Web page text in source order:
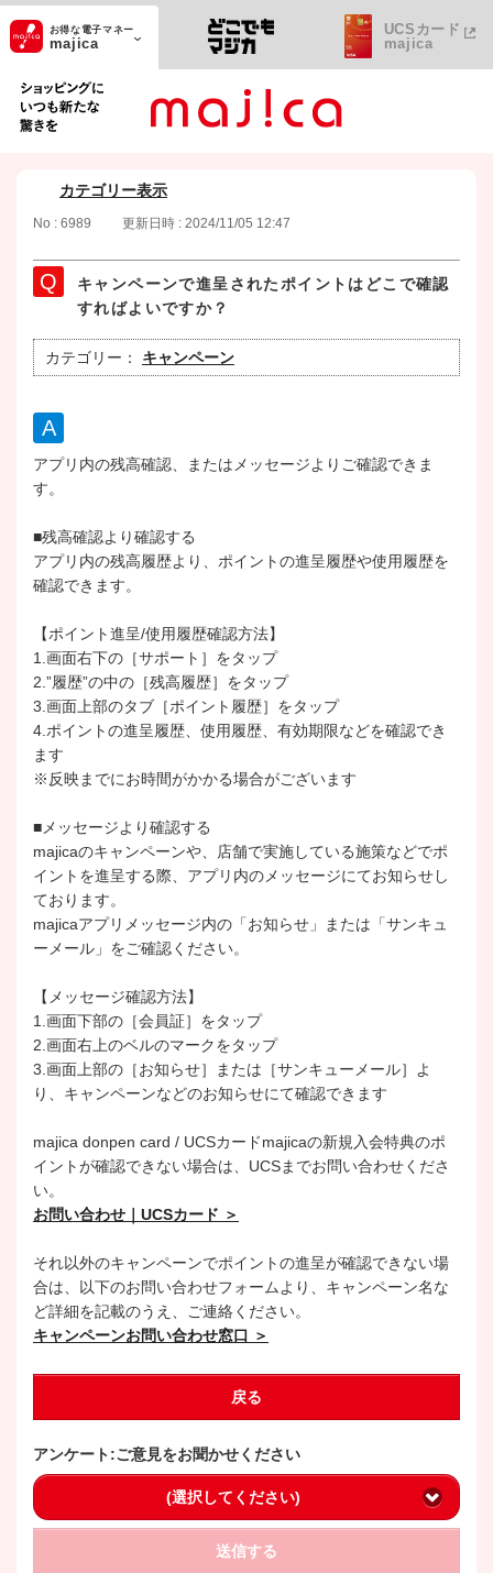
ショッピングにいつも新たな驚きを
お得な電子マネー
majica
UCSカード
majica
カテゴリー表示
No : 6989 更新日時 : 2024/11/05 12:47
キャンペーンで進呈されたポイントはどこで確認
すればよいですか？
カテゴリー： キャンペーン
アプリ内の残高確認、またはメッセージよりご確認できま
す。
■残高確認より確認する
アプリ内の残高履歴より、ポイントの進呈履歴や使用履歴を
確認できます。
【ポイント進呈/使用履歴確認方法】
1.画面右下の［サポート］をタップ
2.”履歴”の中の［残高履歴］をタップ
3.画面上部のタブ［ポイント履歴］をタップ
4.ポイントの進呈履歴、使用履歴、有効期限などを確認でき
ます
※反映までにお時間がかかる場合がございます
■メッセージより確認する
majicaのキャンペーンや、店舗で実施している施策などでポ
イントを進呈する際、アプリ内のメッセージにてお知らせし
ております。
majicaアプリメッセージ内の「お知らせ」または「サンキュ
ーメール」をご確認ください。
【メッセージ確認方法】
1.画面下部の［会員証］をタップ
2.画面右上のベルのマークをタップ
3.画面上部の［お知らせ］または［サンキューメール］よ
り、キャンペーンなどのお知らせにて確認できます
majica donpen card / UCSカードmajicaの新規入会特典のポ
イントが確認できない場合は、UCSまでお問い合わせくださ
い。
お問い合わせ｜UCSカード ＞
それ以外のキャンペーンでポイントの進呈が確認できない場
合は、以下のお問い合わせフォームより、キャンペーン名な
ど詳細を記載のうえ、ご連絡ください。
キャンペーンお問い合わせ窓口 ＞
戻る
アンケート:ご意見をお聞かせください
(選択してください)
送信する